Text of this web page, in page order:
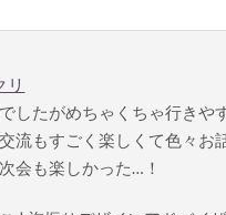
リ
したがめちゃくちゃ行きや
流もすごく楽しくて色々お
会も楽しかった…！